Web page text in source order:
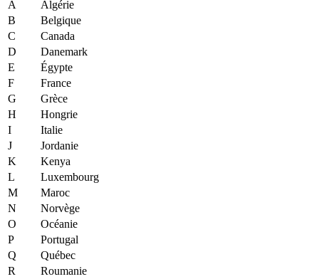
A
Algérie
B
Belgique
C
Canada
D
Danemark
E
Égypte
F
France
G
Grèce
H
Hongrie
I
Italie
J
Jordanie
K
Kenya
L
Luxembourg
M
Maroc
N
Norvège
O
Océanie
P
Portugal
Q
Québec
R
Roumanie